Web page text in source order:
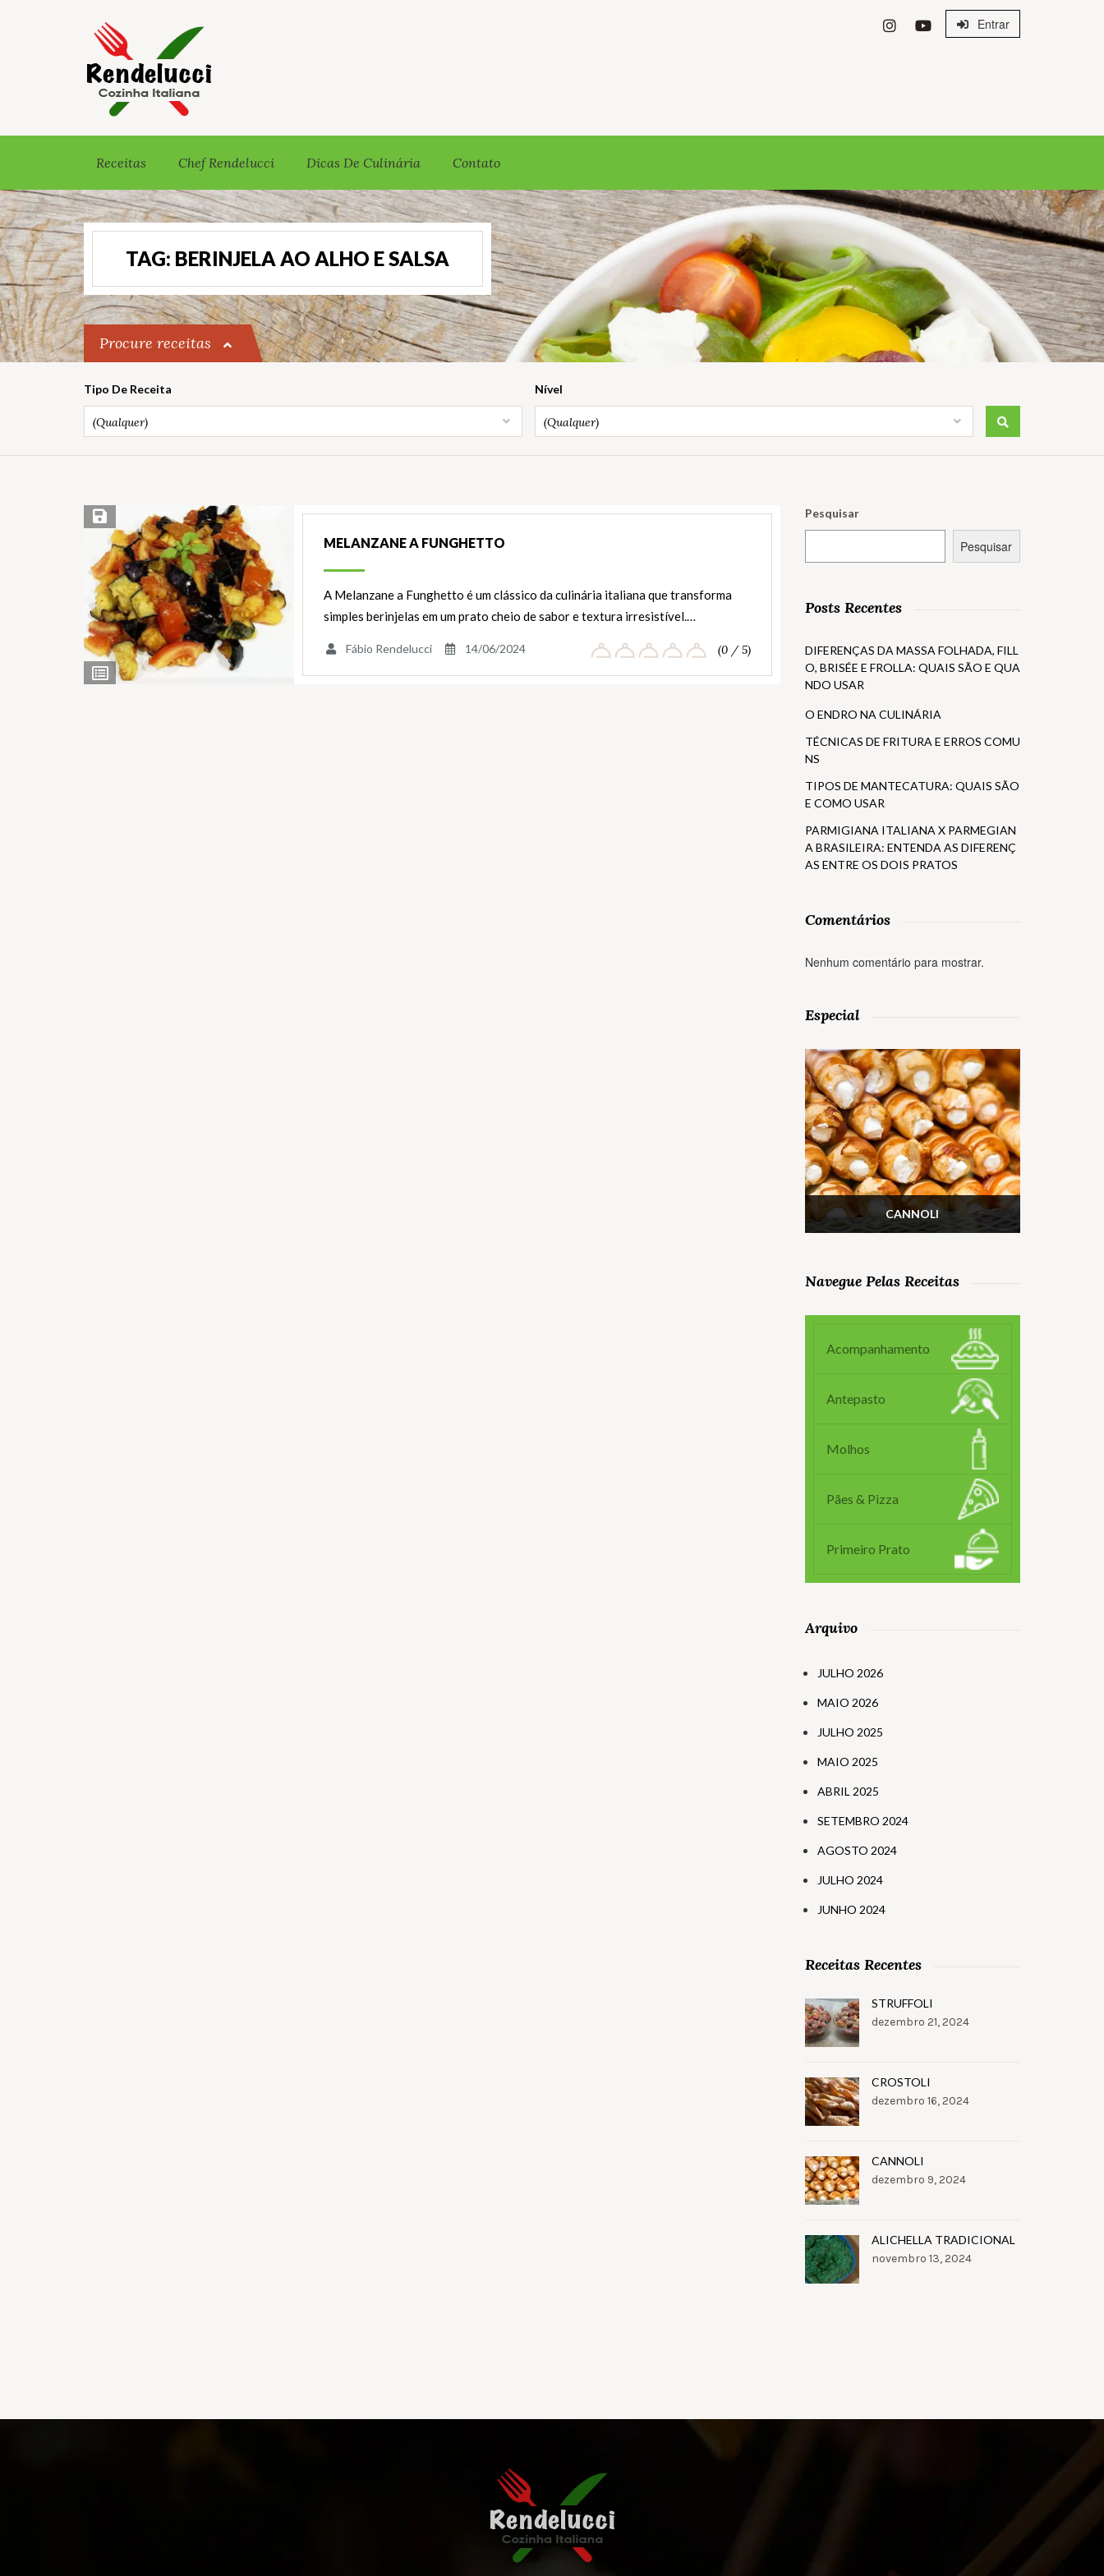
Entrar
Receitas Chef Rendelucci Dicas De Culinária Contato
TAG: BERINJELA AO ALHO E SALSA
Procure receitas
Tipo De Receita
(Qualquer)
Nível
(Qualquer)
Ver
Ingredientes
Salvar Receita
MELANZANE A FUNGHETTO
A Melanzane a Funghetto é um clássico da culinária italiana que transforma
simples berinjelas em um prato cheio de sabor e textura irresistível.…
Fábio Rendelucci 14/06/2024 (0 / 5)
Pesquisar
Pesquisar
Posts Recentes
DIFERENÇAS DA MASSA FOLHADA, FILL
O, BRISÉE E FROLLA: QUAIS SÃO E QUA
NDO USAR
O ENDRO NA CULINÁRIA
TÉCNICAS DE FRITURA E ERROS COMU
NS
TIPOS DE MANTECATURA: QUAIS SÃO
E COMO USAR
PARMIGIANA ITALIANA X PARMEGIAN
A BRASILEIRA: ENTENDA AS DIFERENÇ
AS ENTRE OS DOIS PRATOS
Comentários
Nenhum comentário para mostrar.
Especial
CANNOLI
Navegue Pelas Receitas
Acompanhamento
Antepasto
Molhos
Pães & Pizza
Primeiro Prato
Arquivo
JULHO 2026
MAIO 2026
JULHO 2025
MAIO 2025
ABRIL 2025
SETEMBRO 2024
AGOSTO 2024
JULHO 2024
JUNHO 2024
Receitas Recentes
STRUFFOLI
dezembro 21, 2024
CROSTOLI
dezembro 16, 2024
CANNOLI
dezembro 9, 2024
ALICHELLA TRADICIONAL
novembro 13, 2024